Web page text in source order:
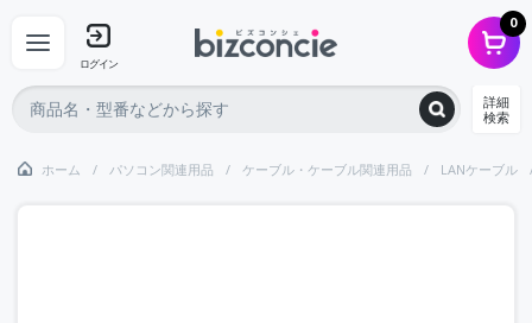
ログイン
0
詳細
検索
ホーム パソコン関連用品 ケーブル・ケーブル関連用品 LANケーブル